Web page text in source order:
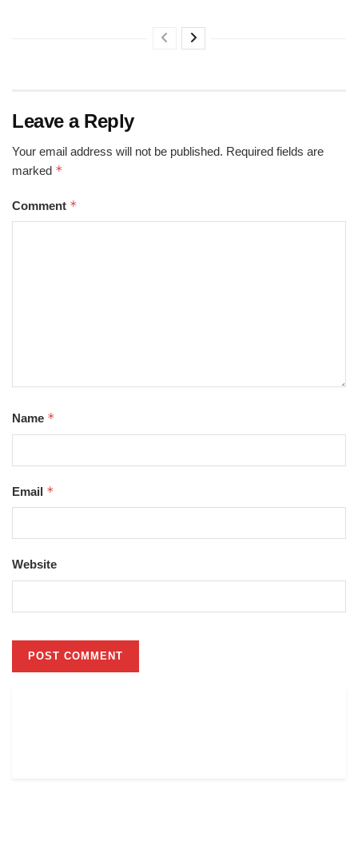
Leave a Reply
Your email address will not be published. Required fields are
marked *
Comment *
Name *
Email *
Website